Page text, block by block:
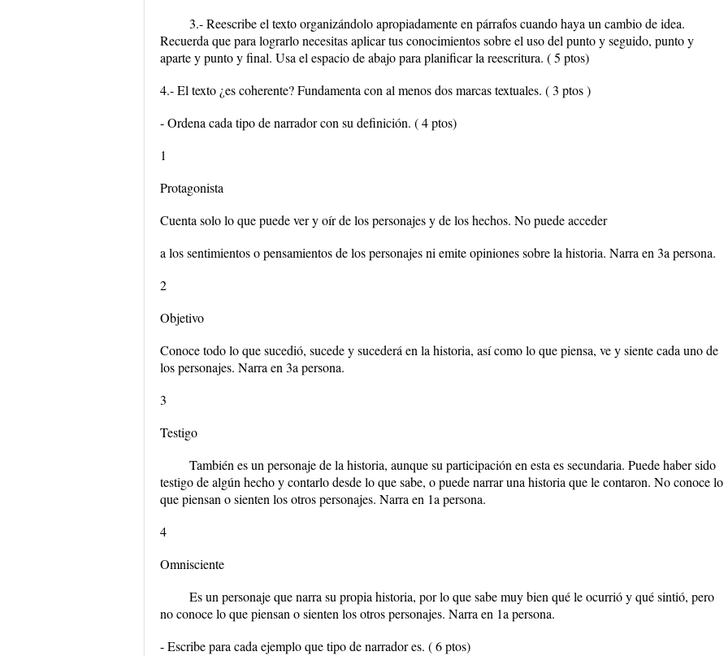
3.- Reescribe el texto organizándolo apropiadamente en párrafos cuando haya un cambio de idea.
Recuerda que para lograrlo necesitas aplicar tus conocimientos sobre el uso del punto y seguido, punto y
aparte y punto y final. Usa el espacio de abajo para planificar la reescritura. ( 5 ptos)
4.- El texto ¿es coherente? Fundamenta con al menos dos marcas textuales. ( 3 ptos )
- Ordena cada tipo de narrador con su definición. ( 4 ptos)
1
Protagonista
Cuenta solo lo que puede ver y oír de los personajes y de los hechos. No puede acceder
a los sentimientos o pensamientos de los personajes ni emite opiniones sobre la historia. Narra en 3a persona.
2
Objetivo
Conoce todo lo que sucedió, sucede y sucederá en la historia, así como lo que piensa, ve y siente cada uno de
los personajes. Narra en 3a persona.
3
Testigo
También es un personaje de la historia, aunque su participación en esta es secundaria. Puede haber sido
testigo de algún hecho y contarlo desde lo que sabe, o puede narrar una historia que le contaron. No conoce lo
que piensan o sienten los otros personajes. Narra en 1a persona.
4
Omnisciente
Es un personaje que narra su propia historia, por lo que sabe muy bien qué le ocurrió y qué sintió, pero
no conoce lo que piensan o sienten los otros personajes. Narra en 1a persona.
- Escribe para cada ejemplo que tipo de narrador es. ( 6 ptos)